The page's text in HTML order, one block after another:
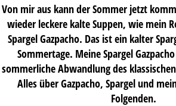
Von mir aus kann der Sommer jetzt
wieder leckere kalte Suppen, wie mein
Spargel Gazpacho. Das ist ein kalter
Sommertage. Meine Spargel
sommerliche Abwandlung des
Alles über Gazpacho, Spargel und
Folgenden.